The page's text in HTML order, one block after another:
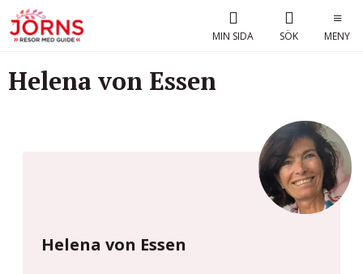
MIN SIDA SÖK MENY
Helena von Essen
Helena von Essen